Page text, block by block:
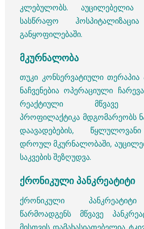
კლებულობს. აუცილებელია
სასწრაფო
განყოფილებაში.
მკურნალობა
თუკი კონსერვატიული თერაპია
ნაჩვენებია ოპერაციული
რეაქტიული მწვავე
პროფილაქტიკა მდგომარეობს
დაავადებების,
დროულ მკურნალობაში,
საკვების შეზღუდვა.
ქრონიკული პანკრეატიტი
ქრონიკული
წარმოადგენს მწვავე